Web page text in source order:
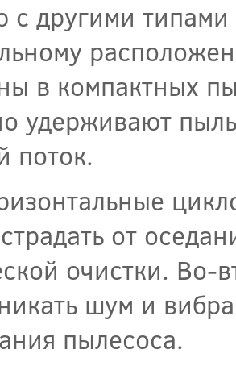
с другими
в компактных
удерживают
поток.
от
очистки. Во-
шум и
пылесоса.